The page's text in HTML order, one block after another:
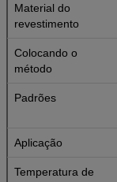
Material do
revestimento
Colocando o
método
Padrões
Aplicação
Temperatura de